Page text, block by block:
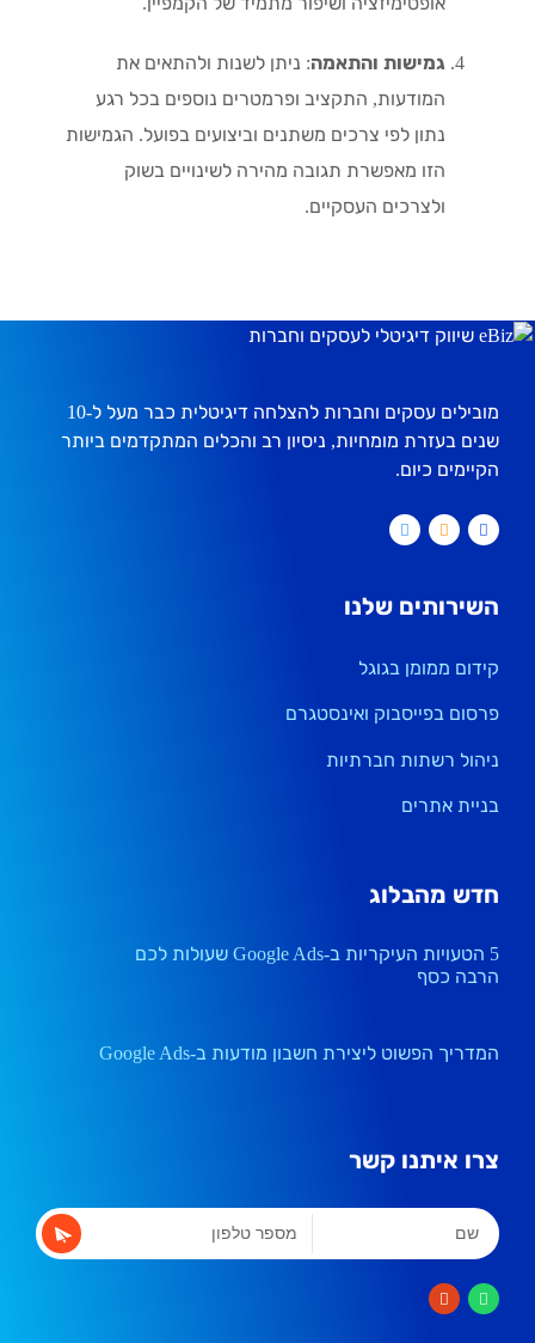
גמישות והתאמה: ניתן לשנות ולהתאים את
המודעות, התקציב ופרמטרים נוספים בכל רגע
נתון לפי צרכים משתנים וביצועים בפועל. הגמישות
הזו מאפשרת תגובה מהירה לשינויים בשוק
ולצרכים העסקיים.
מובילים עסקים וחברות להצלחה דיגיטלית כבר מעל ל-10
שנים בעזרת מומחיות, ניסיון רב והכלים המתקדמים ביותר
הקיימים כיום.
השירותים שלנו
קידום ממומן בגוגל
פרסום בפייסבוק ואינסטגרם
ניהול רשתות חברתיות
בניית אתרים
חדש מהבלוג
5 הטעויות העיקריות ב-Google Ads שעולות לכם
הרבה כסף
המדריך הפשוט ליצירת חשבון מודעות ב-Google Ads
צרו איתנו קשר